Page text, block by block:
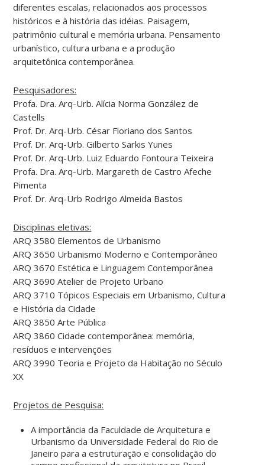
diferentes escalas, relacionados aos processos
históricos e à história das idéias. Paisagem,
patrimônio cultural e memória urbana. Pensamento
urbanístico, cultura urbana e a produção
arquitetônica contemporânea.
Pesquisadores:
Profa. Dra. Arq-Urb. Alícia Norma González de
Castells
Prof. Dr. Arq-Urb. César Floriano dos Santos
Prof. Dr. Arq-Urb. Gilberto Sarkis Yunes
Prof. Dr. Arq-Urb. Luiz Eduardo Fontoura Teixeira
Profa. Dra. Arq-Urb. Margareth de Castro Afeche
Pimenta
Prof. Dr. Arq-Urb Rodrigo Almeida Bastos
Disciplinas eletivas:
ARQ 3580 Elementos de Urbanismo
ARQ 3650 Urbanismo Moderno e Contemporâneo
ARQ 3670 Estética e Linguagem Contemporânea
ARQ 3690 Atelier de Projeto Urbano
ARQ 3710 Tópicos Especiais em Urbanismo, Cultura
e História da Cidade
ARQ 3850 Arte Pública
ARQ 3860 Cidade contemporânea: memória,
resíduos e intervenções
ARQ 3990 Teoria e Projeto da Habitação no Século
XX
Projetos de Pesquisa:
A importância da Faculdade de Arquitetura e
Urbanismo da Universidade Federal do Rio de
Janeiro para a estruturação e consolidação do